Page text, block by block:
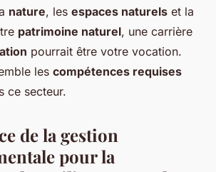
nature, les espaces naturels et la
patrimoine naturel, une carrière
pourrait être votre vocation.
les compétences requises
ce secteur.
de la gestion
pour la